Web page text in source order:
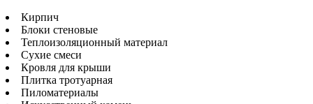
Кирпич
Блоки стеновые
Теплоизоляционный материал
Сухие смеси
Кровля для крыши
Плитка тротуарная
Пиломатериалы